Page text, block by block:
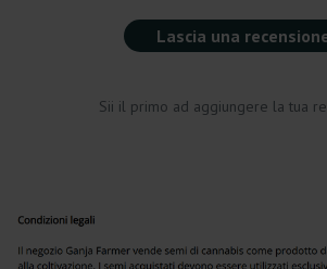
Lascia una
Sii il primo ad aggiungere la tua